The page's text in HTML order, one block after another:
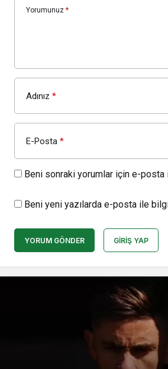
Yorumunuz *
Adınız *
E-Posta *
Beni sonraki yorumlar için e-posta
Beni yeni yazılarda e-posta ile
YORUM GÖNDER GIRIŞ YAP